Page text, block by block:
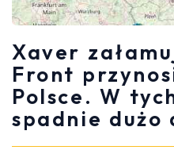
Xaver
Front
Polsce. W
spadnie dużo